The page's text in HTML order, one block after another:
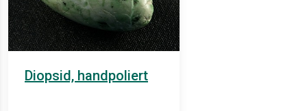
Diopsid, handpoliert